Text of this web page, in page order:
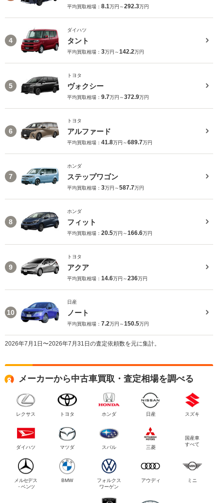
平均買取相場： 8.1万円～292.3万円
4
ダイハツ
タント
平均買取相場： 3万円～142.2万円
5
トヨタ
ヴォクシー
平均買取相場： 9.7万円～372.9万円
6
トヨタ
アルファード
平均買取相場： 41.8万円～689.7万円
7
ホンダ
ステップワゴン
平均買取相場： 3万円～587.7万円
8
ホンダ
フィット
平均買取相場： 20.5万円～166.6万円
9
トヨタ
アクア
平均買取相場： 14.6万円～236万円
10
日産
ノート
平均買取相場： 7.2万円～150.5万円
2026年7月1日〜2026年7月31日の査定依頼数を元に集計。
メーカーから中古車買取・査定相場を調べる
レクサス トヨタ ホンダ 日産 スズキ
ダイハツ マツダ スバル 三菱
国産車
すべて
メルセデス
・ベンツ
BMW
フォルクス
ワーゲン
アウディ ミニ